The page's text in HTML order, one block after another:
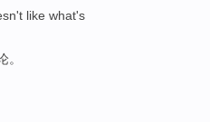
't like what's
。